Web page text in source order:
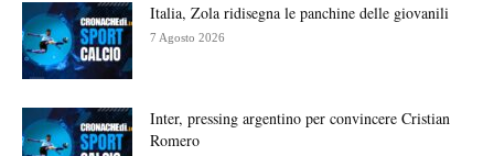
Italia, Zola ridisegna le panchine delle giovanili
7 Agosto 2026
Inter, pressing argentino per convincere Cristian
Romero